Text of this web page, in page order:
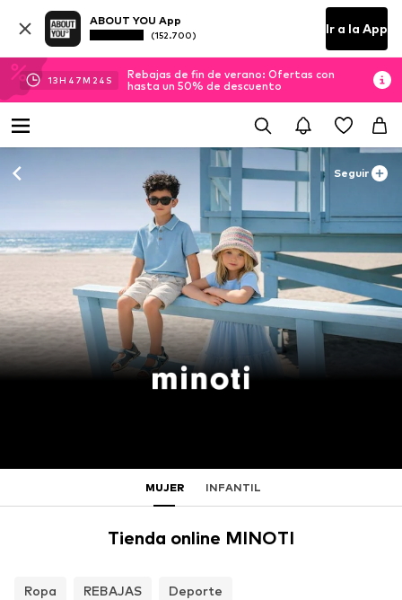
ABOUT YOU App
(152.700) Ir a la App
13H 47M 24 S
Rebajas de fin de verano: Ofertas con
hasta un 50% de descuento
Seguir
MUJER INFANTIL
Tienda online MINOTI
Ropa REBAJAS Deporte